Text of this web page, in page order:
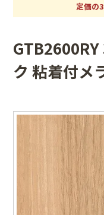
定価の
ク 粘着付メ